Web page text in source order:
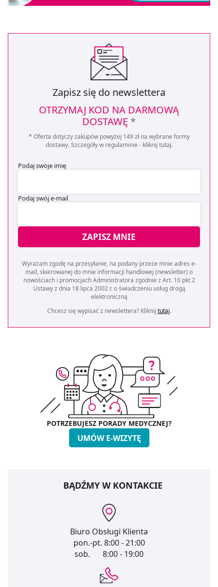
Zapisz się do newslettera
OTRZYMAJ KOD NA DARMOWĄ
DOSTAWĘ *
* Oferta dotyczy zakupów powyżej 149 zł na wybrane formy
dostawy. Szczegóły w regulaminie - kliknij tutaj.
Podaj swoje imię
Podaj swój e-mail
ZAPISZ MNIE
Wyrażam zgodę na przesyłanie, na podany przeze mnie adres e-
mail, skierowanej do mnie informacji handlowej (newsletter) o
nowościach i promocjach Administratora zgodnie z Art. 10 pkt 2
Ustawy z dnia 18 lipca 2002 r. o świadczeniu usług drogą
elektroniczną
Chcesz się wypisać z newslettera? Kliknij tutaj.
POTRZEBUJESZ PORADY MEDYCZNEJ?
UMÓW E-WIZYTĘ
BĄDŹMY W KONTAKCIE
Biuro Obsługi Klienta
pon.-pt. 8:00 - 21:00
sob.
8:00 - 19:00